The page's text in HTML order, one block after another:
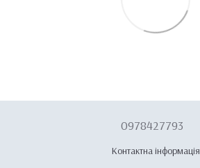
0978427793
Контактна інформація